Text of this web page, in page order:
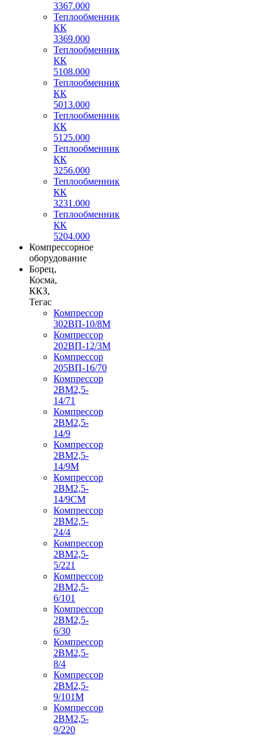
3367.000
Теплообменник
КК
3369.000
Теплообменник
КК
5108.000
Теплообменник
КК
5013.000
Теплообменник
КК
5125.000
Теплообменник
КК
3256.000
Теплообменник
КК
3231.000
Теплообменник
КК
5204.000
Компрессорное
оборудование
Борец,
Косма,
ККЗ,
Тегас
Компрессор
302ВП-10/8М
Компрессор
202ВП-12/3М
Компрессор
205ВП-16/70
Компрессор
2ВМ2,5-
14/71
Компрессор
2ВМ2,5-
14/9
Компрессор
2ВМ2,5-
14/9М
Компрессор
2ВМ2,5-
14/9СМ
Компрессор
2ВМ2,5-
24/4
Компрессор
2ВМ2,5-
5/221
Компрессор
2ВМ2,5-
6/101
Компрессор
2ВМ2,5-
6/30
Компрессор
2ВМ2,5-
8/4
Компрессор
2ВМ2,5-
9/101М
Компрессор
2ВМ2,5-
9/220